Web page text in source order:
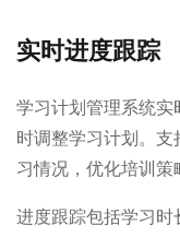
实时进度跟踪
学习计划管理系统实
时调整学习计划。
习情况，优化培训策
进度跟踪包括学习时